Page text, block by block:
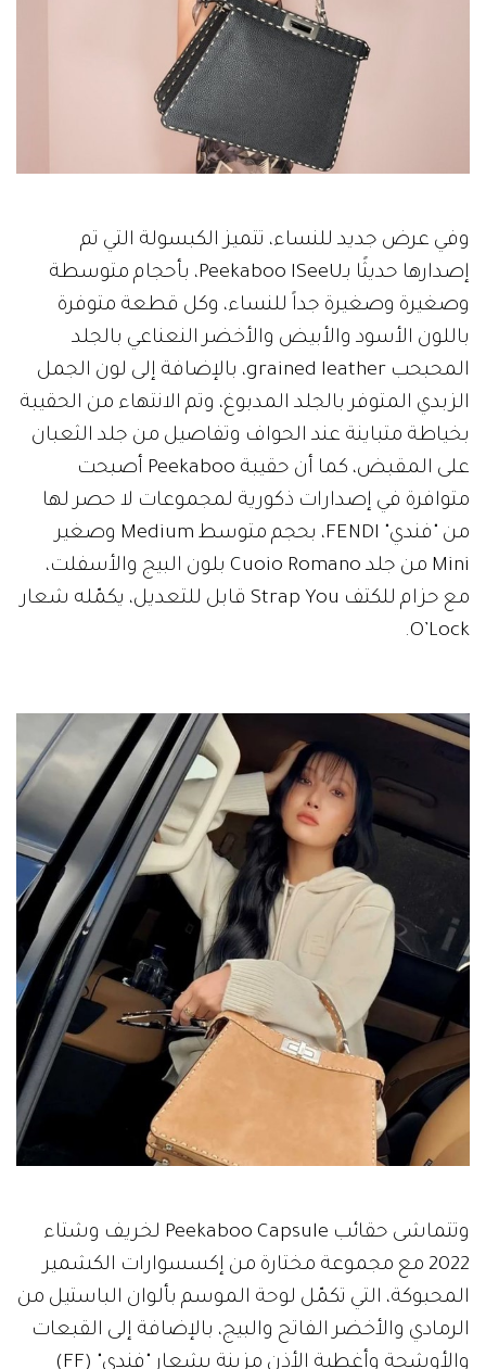
وفي عرض جديد للنساء، تتميز الكبسولة التي تم
إصدارها حديثًا بـPeekaboo ISeeU، بأحجام متوسطة
وصغيرة وصغيرة جداً للنساء، وكل قطعة متوفرة
باللون الأسود والأبيض والأخضر النعناعي بالجلد
المحبحب grained leather، بالإضافة إلى لون الجمل
الزبدي المتوفر بالجلد المدبوغ، وتم الانتهاء من الحقيبة
بخياطة متباينة عند الحواف وتفاصيل من جلد الثعبان
على المقبض، كما أن حقيبة Peekaboo أصبحت
متوافرة في إصدارات ذكورية لمجموعات لا حصر لها
من "فندي" FENDI، بحجم متوسط Medium وصغير
Mini من جلد Cuoio Romano بلون البيج والأسفلت،
مع حزام للكتف Strap You قابل للتعديل، يكمّله شعار
O’Lock.
وتتماشى حقائب Peekaboo Capsule لخريف وشتاء
2022 مع مجموعة مختارة من إكسسوارات الكشمير
المحبوكة، التي تكمّل لوحة الموسم بألوان الباستيل من
الرمادي والأخضر الفاتح والبيج، بالإضافة إلى القبعات
والأوشحة وأغطية الأذن مزينة بشعار "فندي" (FF)